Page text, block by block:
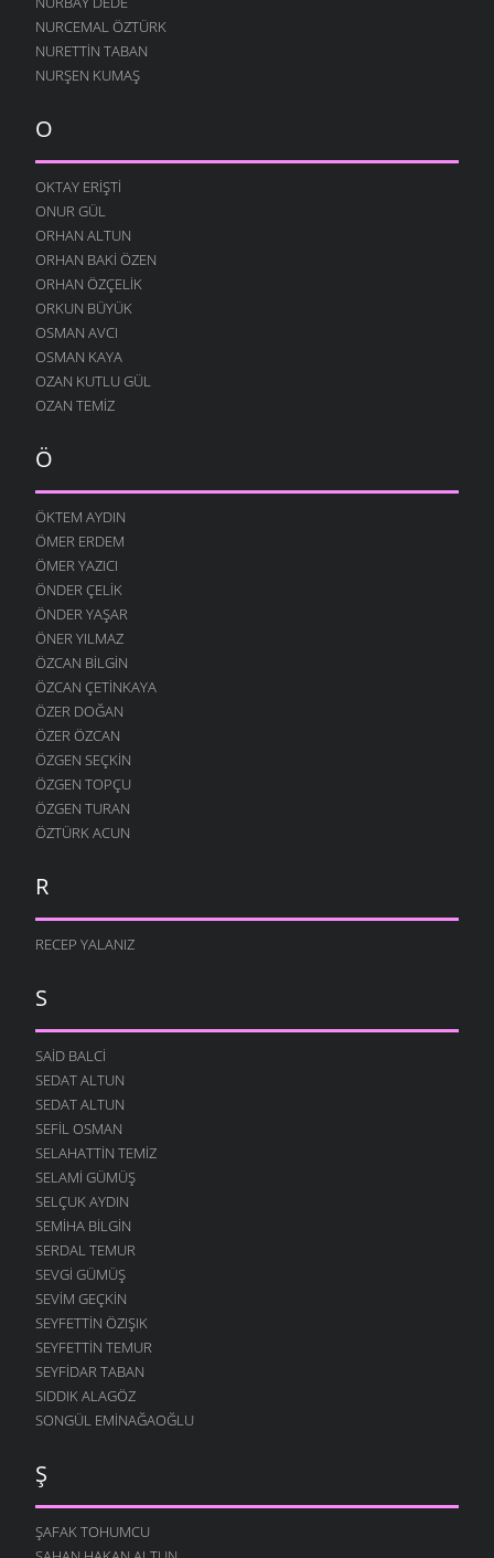
8 ŞUBAT 2009
BOROBANA GIDERDI
24 OCAK 2009
18 OCAK 2009
NE KÖYÜ TANIR, NE DE KÜLTÜRÜNÜ
13 OCAK 2009
DINLE BENI OĞULCAN
11 OCAK 2009
FILISTIN İÇIN UYAN
7 OCAK 2009
AĞLARDI
7 OCAK 2009
KÖYÜMÜ TANI
7 OCAK 2009
NURCEMAL ÖZTÜRK
NURETTIN TABAN
NURŞEN KUMAŞ
O
OKTAY ERIŞTI
ONUR GÜL
ORHAN ALTUN
ORHAN BAKI ÖZEN
ORHAN ÖZÇELIK
ORKUN BÜYÜK
OSMAN AVCI
OSMAN KAYA
OZAN KUTLU GÜL
OZAN TEMIZ
Ö
ÖKTEM AYDIN
ÖMER ERDEM
ÖMER YAZICI
ÖNDER ÇELIK
ÖNDER YAŞAR
ÖNER YILMAZ
ÖZCAN BILGIN
ÖZCAN ÇETINKAYA
ÖZER DOĞAN
ÖZER ÖZCAN
ÖZGEN SEÇKIN
ÖZGEN TOPÇU
ÖZGEN TURAN
ÖZTÜRK ACUN
R
RECEP YALANIZ
S
SAID BALCI
SEDAT ALTUN
SEDAT ALTUN
SEFIL OSMAN
SELAHATTIN TEMIZ
SELAMI GÜMÜŞ
SELÇUK AYDIN
SEMIHA BILGIN
SERDAL TEMUR
SEVGI GÜMÜŞ
SEVIM GEÇKIN
SEYFETTIN ÖZIŞIK
SEYFETTIN TEMUR
SEYFIDAR TABAN
SIDDIK ALAGÖZ
SONGÜL EMINAĞAOĞLU
Ş
ŞAFAK TOHUMCU